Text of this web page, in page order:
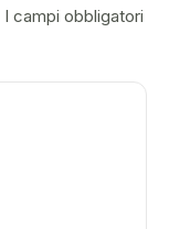
I campi obbligatori